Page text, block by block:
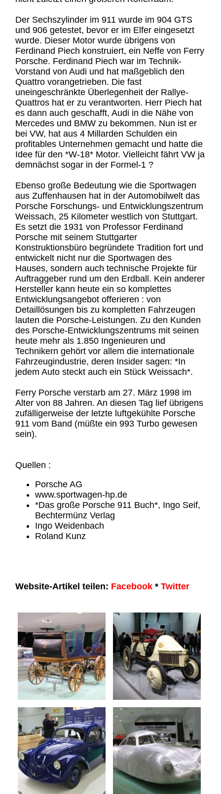
Der Sechszylinder im 911 wurde im 904 GTS
und 906 getestet, bevor er im Elfer eingesetzt
wurde. Dieser Motor wurde übrigens von
Ferdinand Piech konstruiert, ein Neffe von Ferry
Porsche. Ferdinand Piech war im Technik-
Vorstand von Audi und hat maßgeblich den
Quattro vorangetrieben. Die fast
uneingeschränkte Überlegenheit der Rallye-
Quattros hat er zu verantworten. Herr Piech hat
es dann auch geschafft, Audi in die Nähe von
Mercedes und BMW zu bekommen. Nun ist er
bei VW, hat aus 4 Millarden Schulden ein
profitables Unternehmen gemacht und hatte die
Idee für den *W-18* Motor. Vielleicht fährt VW ja
demnächst sogar in der Formel-1 ?
Ebenso große Bedeutung wie die Sportwagen
aus Zuffenhausen hat in der Automobilwelt das
Porsche Forschungs- und Entwicklungszentrum
Weissach, 25 Kilometer westlich von Stuttgart.
Es setzt die 1931 von Professor Ferdinand
Porsche mit seinem Stuttgarter
Konstruktionsbüro begründete Tradition fort und
entwickelt nicht nur die Sportwagen des
Hauses, sondern auch technische Projekte für
Auftraggeber rund um den Erdball. Kein anderer
Hersteller kann heute ein so komplettes
Entwicklungsangebot offerieren : von
Detaillösungen bis zu kompletten Fahrzeugen
lauten die Porsche-Leistungen. Zu den Kunden
des Porsche-Entwicklungszentrums mit seinen
heute mehr als 1.850 Ingenieuren und
Technikern gehört vor allem die internationale
Fahrzeugindustrie, deren Insider sagen: *In
jedem Auto steckt auch ein Stück Weissach*.
Ferry Porsche verstarb am 27. März 1998 im
Alter von 88 Jahren. An diesen Tag lief übrigens
zufälligerweise der letzte luftgekühlte Porsche
911 vom Band (müßte ein 993 Turbo gewesen
sein).
Quellen :
Porsche AG
www.sportwagen-hp.de
*Das große Porsche 911 Buch*, Ingo Seif,
Bechtermünz Verlag
Ingo Weidenbach
Roland Kunz
Website-Artikel teilen: Facebook *Twitter